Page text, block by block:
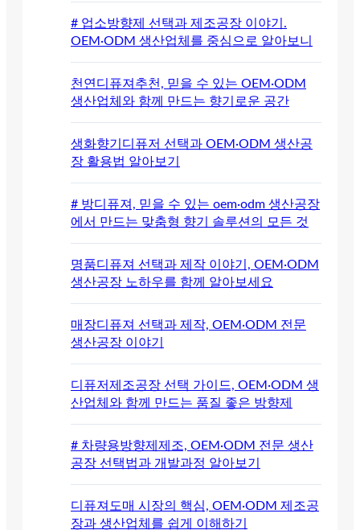
# 업소방향제 선택과 제조공장 이야기.
OEM·ODM 생산업체를 중심으로 알아보니
천연디퓨져추천, 믿을 수 있는 OEM·ODM
생산업체와 함께 만드는 향기로운 공간
생화향기디퓨저 선택과 OEM·ODM 생산공
장 활용법 알아보기
# 방디퓨져, 믿을 수 있는 oem·odm 생산공장
에서 만드는 맞춤형 향기 솔루션의 모든 것
명품디퓨져 선택과 제작 이야기, OEM·ODM
생산공장 노하우를 함께 알아보세요
매장디퓨져 선택과 제작, OEM·ODM 전문
생산공장 이야기
디퓨저제조공장 선택 가이드, OEM·ODM 생
산업체와 함께 만드는 품질 좋은 방향제
# 차량용방향제제조, OEM·ODM 전문 생산
공장 선택법과 개발과정 알아보기
디퓨져도매 시장의 핵심, OEM·ODM 제조공
장과 생산업체를 쉽게 이해하기